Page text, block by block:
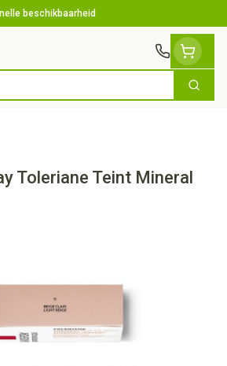
beschikbaarheid
Zoek
Toleriane Teint Mineral